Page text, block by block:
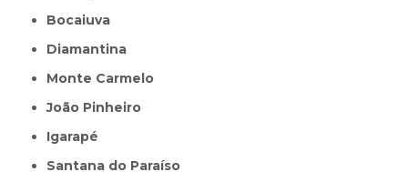
Bocaiuva
Diamantina
Monte Carmelo
João Pinheiro
Igarapé
Santana do Paraíso